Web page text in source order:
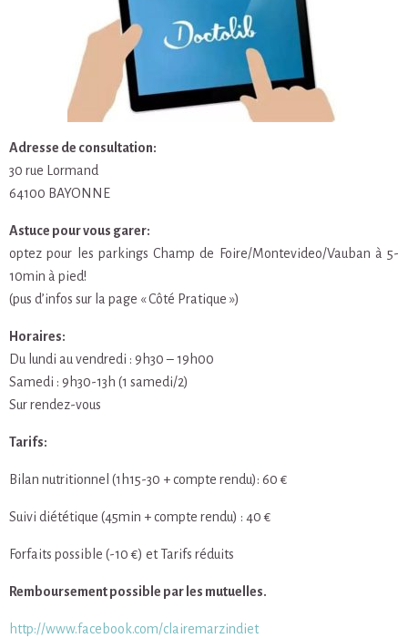
Adresse de consultation:
30 rue Lormand
64100 BAYONNE
Astuce pour vous garer:
optez pour les parkings Champ de Foire/Montevideo/Vauban à 5-
10min à pied!
(pus d’infos sur la page « Côté Pratique »)
Horaires:
Du lundi au vendredi : 9h30 – 19h00
Samedi : 9h30-13h (1 samedi/2)
Sur rendez-vous
Tarifs:
Bilan nutritionnel (1h15-30 + compte rendu): 60 €
Suivi diététique (45min + compte rendu) : 40 €
Forfaits possible (-10 €) et Tarifs réduits
Remboursement possible par les mutuelles.
http://www.facebook.com/clairemarzindiet